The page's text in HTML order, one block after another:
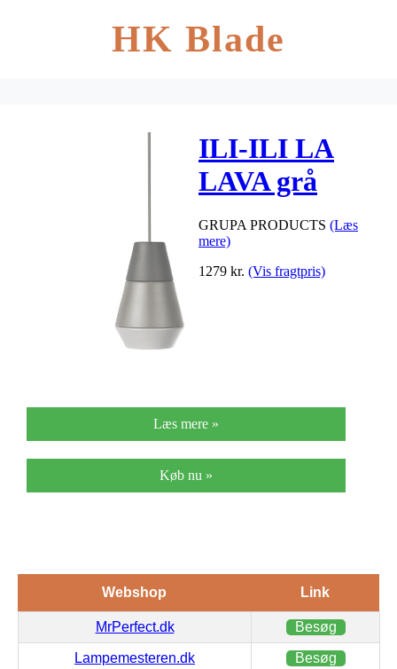
HK Blade
ILI-ILI LA
LAVA grå
GRUPA PRODUCTS (Læs
mere)
1279 kr. (Vis fragtpris)
Læs mere »
Køb nu »
Webshop Link
MrPerfect.dk Besøg
Lampemesteren.dk Besøg